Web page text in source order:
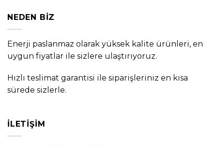
NEDEN BIZ
Enerji paslanmaz olarak yüksek kalite ürünleri, en
uygun fiyatlar ile sizlere ulaştırıyoruz.
Hızlı teslimat garantisi ile siparişleriniz en kısa
sürede sizlerle.
İLETIŞIM